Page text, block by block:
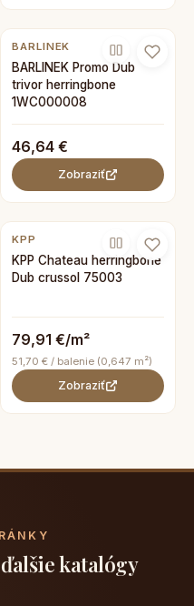
BARLINEK
BARLINEK Promo Dub
trivor herringbone
1WC000008
46,64 €
Zobraziť
KPP
KPP Chateau herringbone
Dub crussol 75003
79,91 €/m²
51,70 € / balenie (0,647 m²)
Zobraziť
katalógy